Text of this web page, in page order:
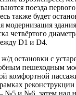
поезда
также будет
здания
четвёртого
D1 и D4.
д остановки с
пешеходным
комфортной
реконструкции
№5 и №6, затем над